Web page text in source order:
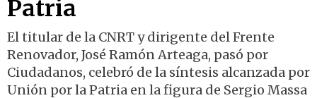
Patria
El titular de la CNRT y dirigente del Frente
Renovador, José Ramón Arteaga, pasó por
Ciudadanos, celebró de la síntesis alcanzada por
Unión por la Patria en la figura de Sergio Massa